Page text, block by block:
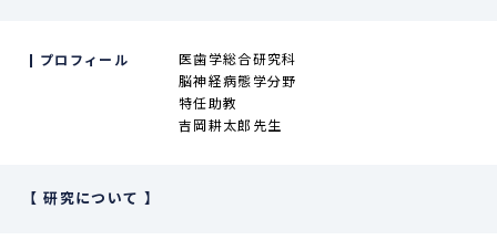
プロフィール
医歯学総合研究科
脳神経病態学分野
特任助教
吉岡耕太郎先生
研究について